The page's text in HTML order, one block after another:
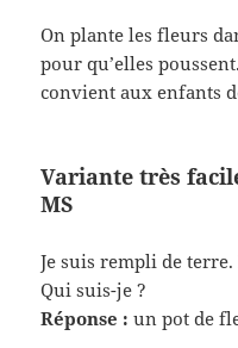
On plante les fleurs
pour qu’elles
convient aux enfants
Variante très
MS
Je suis rempli de
Qui suis-je ?
Réponse : un pot de